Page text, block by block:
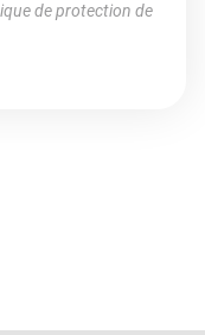
de protection de